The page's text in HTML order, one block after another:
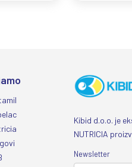
Kibid d.o.o. je
NUTRICIA
Newsletter